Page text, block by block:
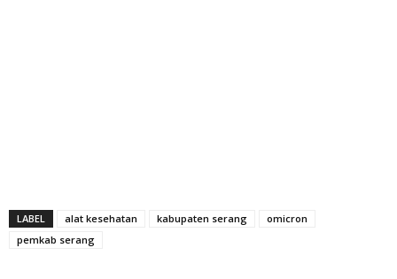
LABEL alat kesehatan kabupaten serang
omicron
pemkab serang